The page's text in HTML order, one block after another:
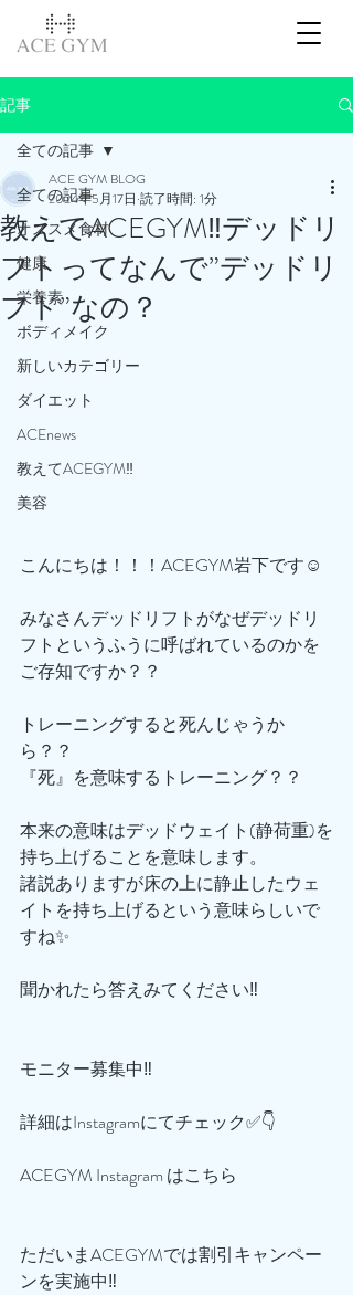
記事
全ての記事
オススメ食材
健康
栄養素
ボディメイク
新しいカテゴリー
ダイエット
ACEnews
教えてACEGYM‼️
美容
全ての記事
教えてACEGYM‼️デッドリ
フトってなんで”デッドリ
フト”なの？
ACE GYM BLOG
2024年5月17日 読了時間: 1分
こんにちは！！！ACEGYM岩下です☺️
みなさんデッドリフトがなぜデッドリ
フトというふうに呼ばれているのかを
ご存知ですか？？
トレーニングすると死んじゃうか
ら？？
『死』を意味するトレーニング？？
本来の意味はデッドウェイト(静荷重)を
持ち上げることを意味します。
諸説ありますが床の上に静止したウェ
イトを持ち上げるという意味らしいで
すね✨
聞かれたら答えみてください‼️
モニター募集中‼️
詳細はInstagramにてチェック✅👇
ACEGYM Instagram はこちら
ただいまACEGYMでは割引キャンペー
ンを実施中‼️